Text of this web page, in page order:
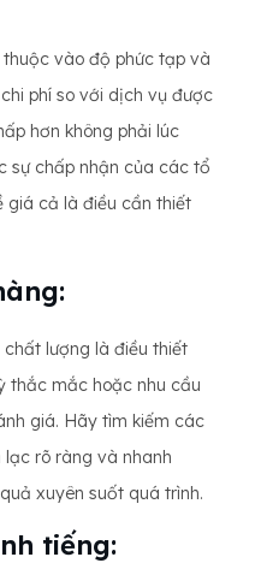
vào độ phức tạp và
phí so với dịch vụ được
hơn không phải lúc
sự chấp nhận của các tổ
giá cả là điều cần thiết
lượng là điều thiết
thắc mắc hoặc nhu cầu
giá. Hãy tìm kiếm các
rõ ràng và nhanh
xuyên suốt quá trình.
tiếng: